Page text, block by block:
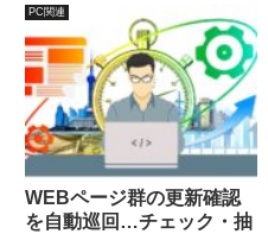
1024×768の解像度。
PC関連
WEBページ群の更新確認
を自動巡回…チェック・抽